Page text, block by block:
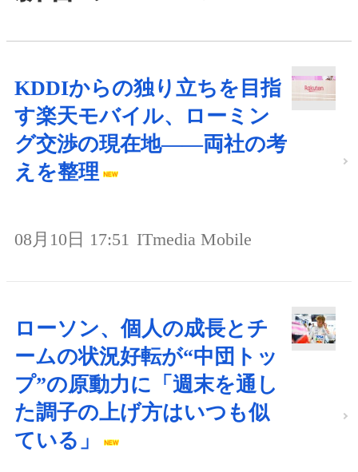
KDDIからの独り立ちを目指
す楽天モバイル、ローミン
グ交渉の現在地――両社の考
えを整理
08月10日 17:51 ITmedia Mobile
ローソン、個人の成長とチ
ームの状況好転が“中団トッ
プ”の原動力に「週末を通し
た調子の上げ方はいつも似
ている」